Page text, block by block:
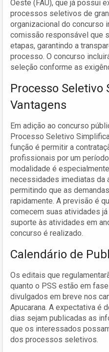
Oeste (FAU), que já possui
processos seletivos de
organizacional do concurso
comissão responsável que
etapas, garantindo a
processo. O concurso
seleção conforme as
Processo Seletivo
Vantagens
Em adição ao concurso
Processo Seletivo
função é permitir a
profissionais por um
modalidade é
necessidades imediatas da
permitindo que as
rapidamente. A previsão é
comecem suas atividades
suporte às atividades em
concurso é realizado.
Calendário de
Os editais que
quanto o PSS estão em
divulgados em breve nos
Apucarana. A expectativa é
dias sejam publicadas as
que os interessados
dos processos seletivos.